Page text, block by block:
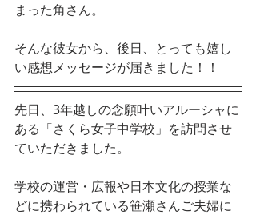
まった角さん。
そんな彼女から、後日、とっても嬉し
い感想メッセージが届きました！！
先日、3年越しの念願叶いアルーシャに
ある「さくら女子中学校」を訪問させ
ていただきました。
学校の運営・広報や日本文化の授業な
どに携わられている笹瀬さんご夫婦に